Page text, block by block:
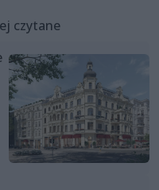
czytane